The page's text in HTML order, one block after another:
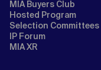
MIA Buyers Club
Hosted Program
Selection Committees
IP Forum
MIA XR